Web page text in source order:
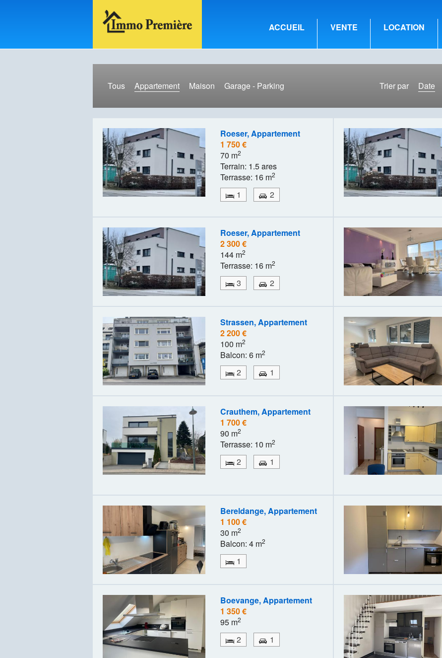
ACCUEIL VENTE LOCATION
Tous Appartement Maison Garage - Parking Trier par Date
Roeser, Appartement
1 750 €
70 m2
Terrain: 1.5 ares
Terrasse: 16 m2
1 2
Roeser, Appartement
2 300 €
144 m2
Terrasse: 16 m2
3 2
Strassen, Appartement
2 200 €
100 m2
Balcon: 6 m2
2 1
Crauthem, Appartement
1 700 €
90 m2
Terrasse: 10 m2
2 1
Bereldange, Appartement
1 100 €
30 m2
Balcon: 4 m2
1
Boevange, Appartement
1 350 €
95 m2
2 1